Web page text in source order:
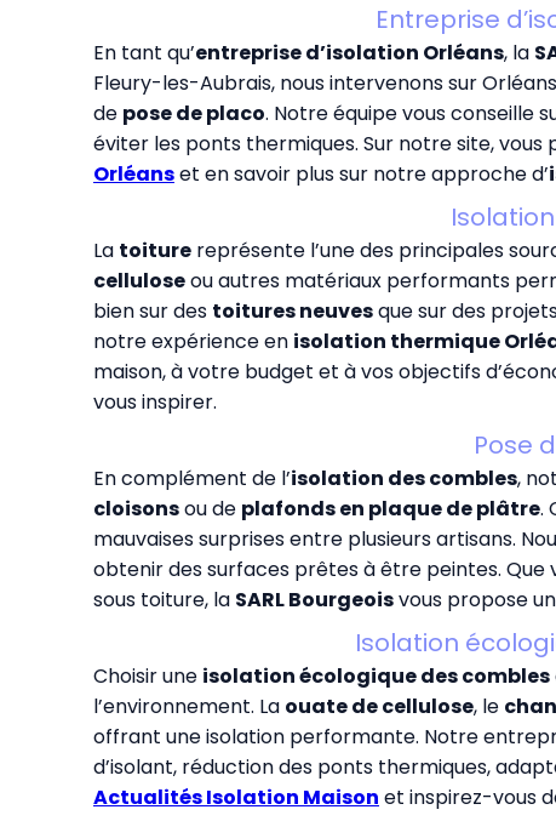
Entreprise
En tant qu’entreprise d’isolation Orléans, la
Fleury-les-Aubrais, nous intervenons sur
de pose de placo. Notre équipe vous conseille
éviter les ponts thermiques. Sur notre site, vous
Orléanset en savoir plus sur notre approche d’
La toiture représente l’une des principales
celluloseou autres matériaux performants
bien sur des toitures neuvesque sur des
notre expérience en isolation thermique
maison, à votre budget et à vos objectifs
vous inspirer.
Pose
En complément de l’isolation des combles,
cloisonsou de plafonds en plaque de plâtre.
mauvaises surprises entre plusieurs artisans.
obtenir des surfaces prêtes à être peintes.
sous toiture, la SARL Bourgeoisvous propose
Isolation
Choisir une isolation écologique des combles
l’environnement. La ouate de cellulose, le
offrant une isolation performante. Notre
d’isolant, réduction des ponts thermiques,
Actualités Isolation Maison et inspirez-vous